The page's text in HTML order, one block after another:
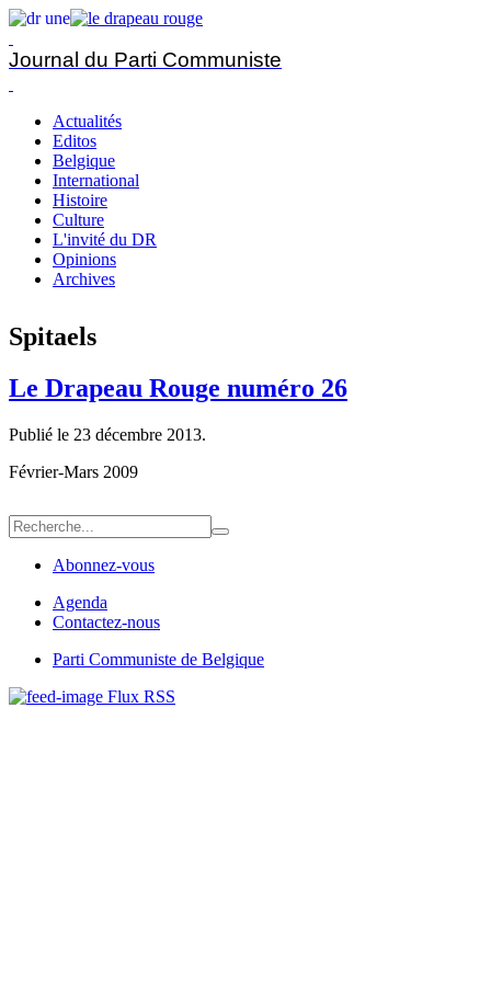
Journal du Parti Communiste
Actualités
Editos
Belgique
International
Histoire
Culture
L'invité du DR
Opinions
Archives
Spitaels
Le Drapeau Rouge numéro 26
Publié le 23 décembre 2013.
Février-Mars 2009
Abonnez-vous
Agenda
Contactez-nous
Parti Communiste de Belgique
Flux RSS